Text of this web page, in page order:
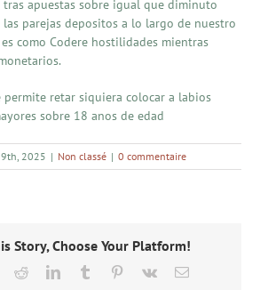
apuestas sobre igual que diminuto
parejas depositos a lo largo de nuestro
es como Codere hostilidades mientras
permite retar siquiera colocar a labios
sobre 18 anos de edad
2025 | Non classé | 0 commentaire
Story, Choose Your Platform!
RedditLinkedInTumblr Pinterest
Vk Email